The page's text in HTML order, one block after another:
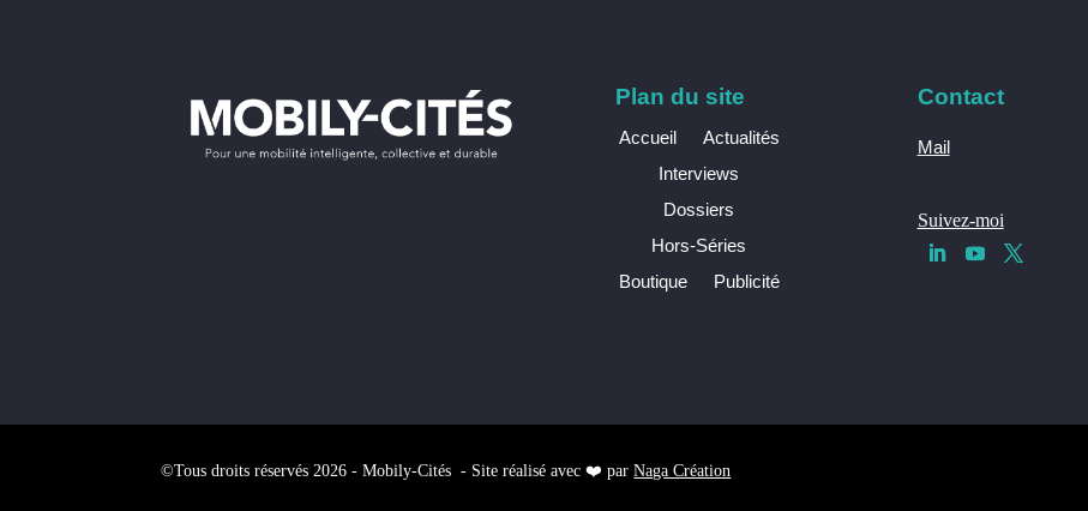
Plan du site
Accueil
Actualités
Interviews
Dossiers
Hors-Séries
Boutique
Publicité
Contact
Mail
Suivez-moi
©Tous droits réservés 2026 - Mobily-Cités - Site réalisé avec ❤️ parNaga Création